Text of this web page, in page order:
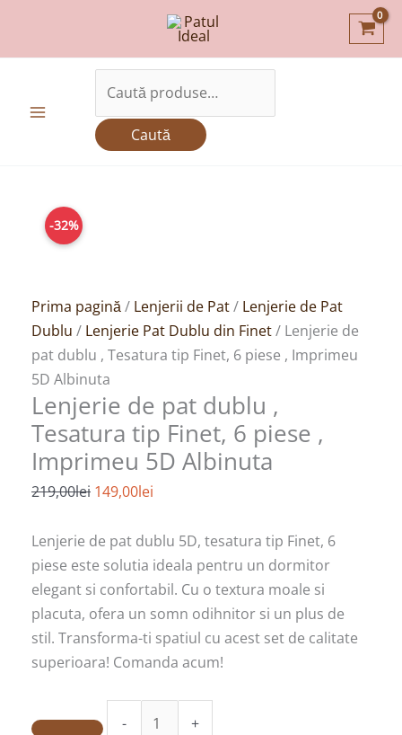
content
Caută
după:
Caută
-32%
Prima pagină/ Lenjerii de Pat/ Lenjerie de Pat
Dublu / Lenjerie Pat Dublu din Finet/ Lenjerie de
pat dublu , Tesatura tip Finet, 6 piese , Imprimeu
5D Albinuta
Lenjerie de pat dublu ,
Tesatura tip Finet, 6 piese ,
Imprimeu 5D Albinuta
219,00lei
219,00lei.
149,00lei
Lenjerie de pat dublu 5D, tesatura tip Finet, 6
piese este solutia ideala pentru un dormitor
elegant si confortabil. Cu o textura moale si
placuta, ofera un somn odihnitor si un plus de
stil. Transforma-ti spatiul cu acest set de calitate
superioara! Comanda acum!
-
dublu
,
Tesatura
tip
Finet,
6
,
Imprimeu
Albinuta
+